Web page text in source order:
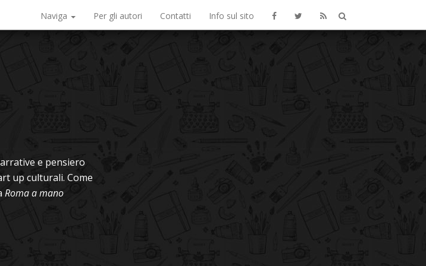
Naviga Per gli autori Contatti Info sul sito
e pensiero
up culturali. Come
Roma a mano